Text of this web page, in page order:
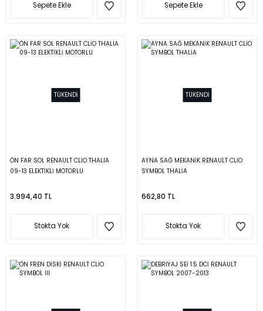
Sepete Ekle Sepete Ekle
TÜKENDİ
ÖN FAR SOL RENAULT CLİO THALIA
09-13 ELEKTİKLİ MOTORLU
3.994,40 TL
Stokta Yok
TÜKENDİ
AYNA SAĞ MEKANİK RENAULT CLİO
SYMBOL THALİA
662,80 TL
Stokta Yok